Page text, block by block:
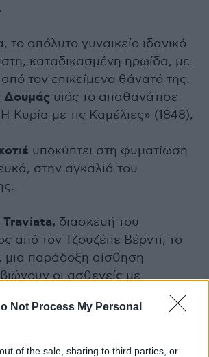
Not Process My Personal
of the sale, sharing to third parties, or
το απόλυτο γυναικείο ιδανικό
καταδικασμένη ηρωίδα, με
τον επικείμενο θάνατό της.
Δουμάς υιός το απαθανάτισε
Κυρία με τις Καμέλιες» (1848),
υποκύπτει στη φυματίωση
στην αγκαλιά του
Traviata, διασκευή του
από τον Τζουζέπε Βέρντι, το
παράδοξη αίσθηση
οι ασθενείς με
λίγο πριν τον θάνατο,
Βιολέτανα συγκεντρώσει τις
στην κορύφωση.